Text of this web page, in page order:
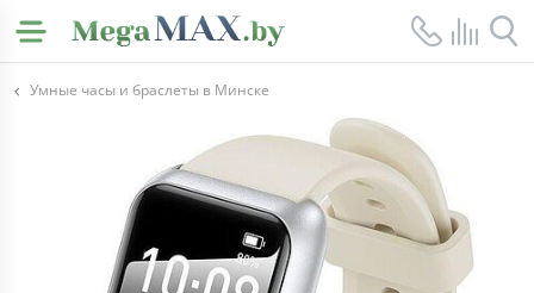
Умные часы и браслеты в Минске